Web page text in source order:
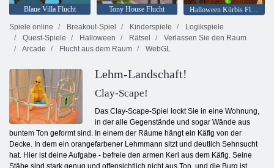
Blaue Villa Flucht Tony House Flucht
Halloween Kürbis Flucht
Spiele online
Breakout-Spiel Kinderspiele
Logikspiele
Quest-Spiele
Halloween Rätsel
Verlassen Sie den Raum
Arcade
Flucht aus dem Raum WebGL
Lehm-Landschaft!
Clay-Scape!
Das Clay-Scape-Spiel lockt Sie in eine Wohnung,
in der alle Gegenstände und sogar Wände aus
buntem Ton geformt sind. In einem der Räume hängt ein Käfig von der
Decke. In dem ein orangefarbener Lehmmann sitzt und deutlich Sehnsucht
hat. Hier ist deine Aufgabe - befreie den armen Kerl aus dem Käfig. Seine